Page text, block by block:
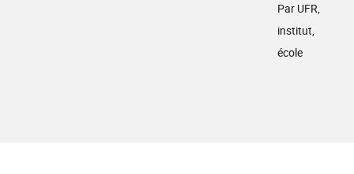
Par UFR,
institut,
école